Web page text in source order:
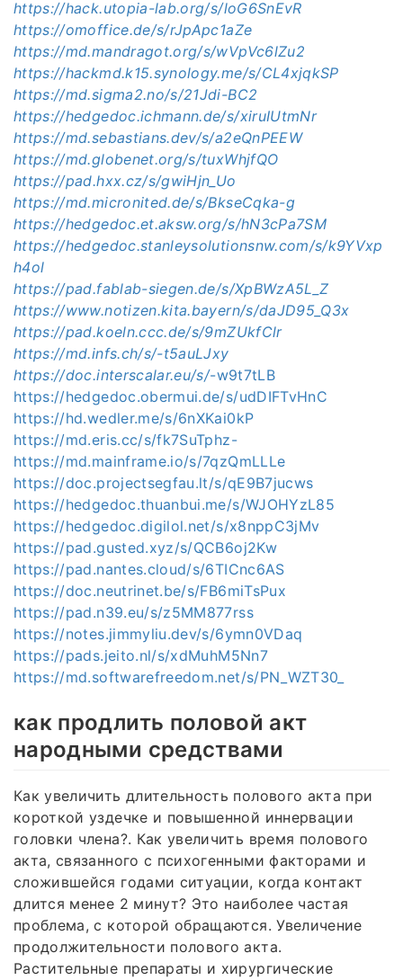
https://hack.utopia-lab.org/s/loG6SnEvR
https://omoffice.de/s/rJpApc1aZe
https://md.mandragot.org/s/wVpVc6lZu2
https://hackmd.k15.synology.me/s/CL4xjqkSP
https://md.sigma2.no/s/21Jdi-BC2
https://hedgedoc.ichmann.de/s/xiruIUtmNr
https://md.sebastians.dev/s/a2eQnPEEW
https://md.globenet.org/s/tuxWhjfQO
https://pad.hxx.cz/s/gwiHjn_Uo
https://md.micronited.de/s/BkseCqka-g
https://hedgedoc.et.aksw.org/s/hN3cPa7SM
https://hedgedoc.stanleysolutionsnw.com/s/k9YVxp
h4ol
https://pad.fablab-siegen.de/s/XpBWzA5L_Z
https://www.notizen.kita.bayern/s/daJD95_Q3x
https://pad.koeln.ccc.de/s/9mZUkfClr
https://md.infs.ch/s/-t5auLJxy
https://doc.interscalar.eu/s/-w9t7tLB
https://hedgedoc.obermui.de/s/udDIFTvHnC
https://hd.wedler.me/s/6nXKai0kP
https://md.eris.cc/s/fk7SuTphz-
https://md.mainframe.io/s/7qzQmLLLe
https://doc.projectsegfau.lt/s/qE9B7jucws
https://hedgedoc.thuanbui.me/s/WJOHYzL85
https://hedgedoc.digilol.net/s/x8nppC3jMv
https://pad.gusted.xyz/s/QCB6oj2Kw
https://pad.nantes.cloud/s/6TICnc6AS
https://doc.neutrinet.be/s/FB6miTsPux
https://pad.n39.eu/s/z5MM877rss
https://notes.jimmyliu.dev/s/6ymn0VDaq
https://pads.jeito.nl/s/xdMuhM5Nn7
https://md.softwarefreedom.net/s/PN_WZT30_
как продлить половой акт
народными средствами
Как увеличить длительность полового акта при
короткой уздечке и повышенной иннервации
головки члена?. Как увеличить время полового
акта, связанного с психогенными факторами и
сложившейся годами ситуации, когда контакт
длится менее 2 минут? Это наиболее частая
проблема, с которой обращаются. Увеличение
продолжительности полового акта.
Растительные препараты и хирургические